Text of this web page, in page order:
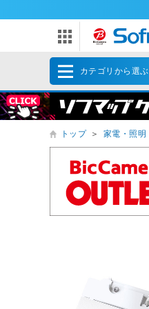
カテゴリから選ぶ
トップ ＞ 家電・照明